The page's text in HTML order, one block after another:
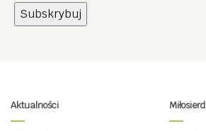
Aktualności